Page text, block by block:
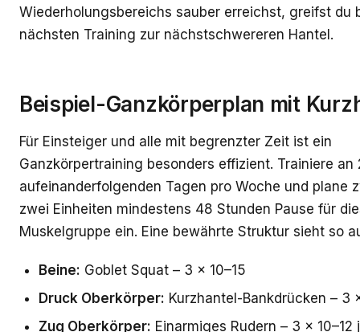
Wiederholungsbereichs sauber erreichst, greifst du
nächsten Training zur nächstschwereren Hantel.
Beispiel-Ganzkörperplan mit
Für Einsteiger und alle mit begrenzter Zeit ist ein
Ganzkörpertraining besonders effizient. Trainiere an
aufeinanderfolgenden Tagen pro Woche und plane
zwei Einheiten mindestens 48 Stunden Pause für
Muskelgruppe ein. Eine bewährte Struktur sieht so
Beine: Goblet Squat – 3 × 10–15
Druck Oberkörper: Kurzhantel-Bankdrücken – 3
Zug Oberkörper: Einarmiges Rudern – 3 × 10–12